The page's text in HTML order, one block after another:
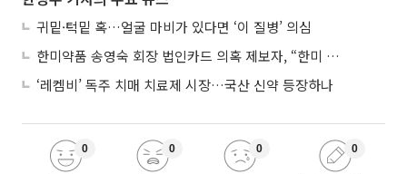
귀밑·턱밑 혹…얼굴 마비가 있다면 ‘이 질병’ 의심
한미약품 송영숙 회장 법인카드 의혹 제보자, “한미 잘 되기 바라는 마음”
‘레켐비’ 독주 치매 치료제 시장…국산 신약 등장하나
0 0 0 0